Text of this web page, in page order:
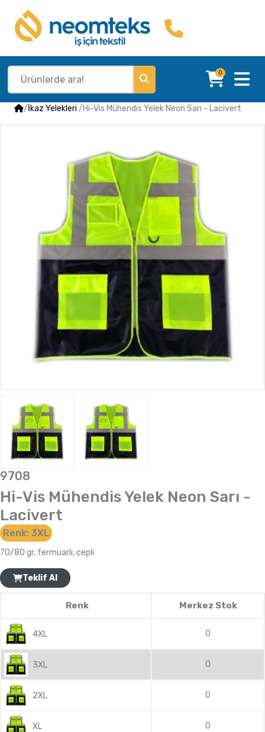
0
/İkaz Yelekleri /Hi-Vis Mühendis Yelek Neon Sarı - Lacivert
9708
Hi-Vis Mühendis Yelek Neon Sarı -
Lacivert
Renk: 3XL
70/80 gr, fermuarlı, cepli
Teklif Al
Renk Merkez Stok
4XL 0
3XL 0
2XL 0
XL 0